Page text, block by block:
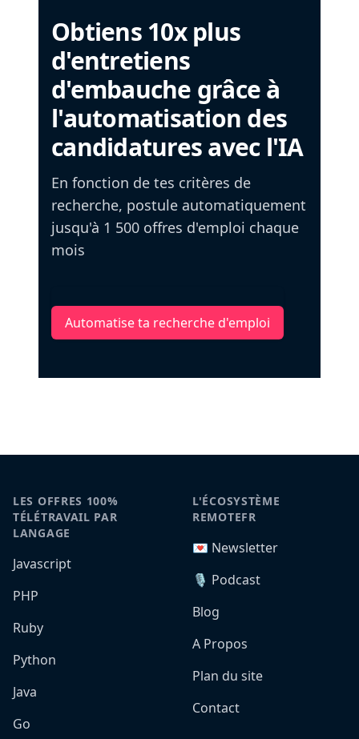
Obtiens 10x plus
d'entretiens
d'embauche grâce à
l'automatisation des
candidatures avec l'IA
En fonction de tes critères de
recherche, postule automatiquement
jusqu'à 1 500 offres d'emploi chaque
mois
Automatise ta recherche d'emploi
LES OFFRES 100%
TÉLÉTRAVAIL PAR
LANGAGE
Javascript
PHP
Ruby
Python
Java
Go
L'ÉCOSYSTÈME
REMOTEFR
💌 Newsletter
🎙️ Podcast
Blog
A Propos
Plan du site
Contact